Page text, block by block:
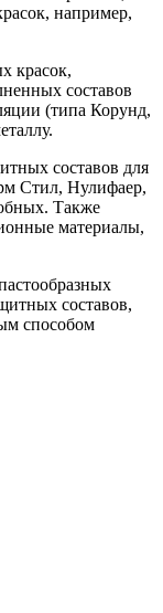
например,
красок,
составов
(типа Корунд,
составов для
Стил, Нулифаер,
Также
материалы,
составов,
способом